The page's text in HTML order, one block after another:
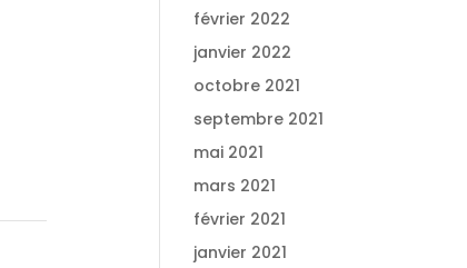
février 2022
janvier 2022
octobre 2021
septembre 2021
mai 2021
mars 2021
février 2021
janvier 2021